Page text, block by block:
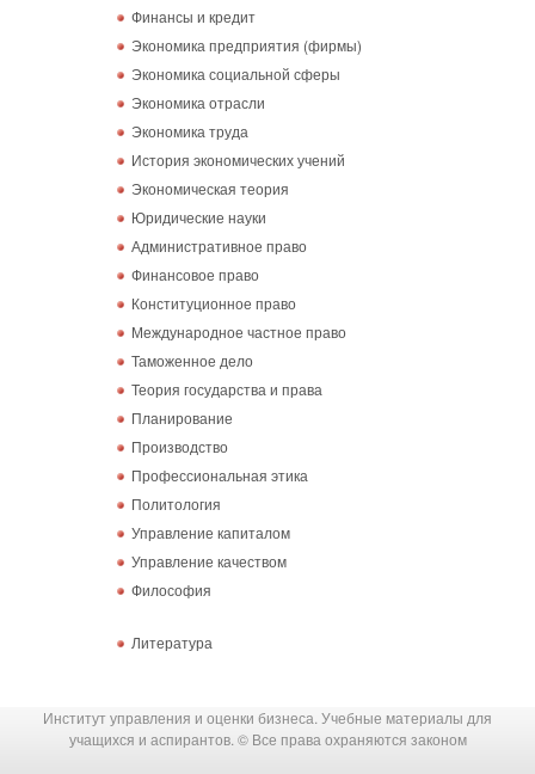
Финансы и кредит
Экономика предприятия (фирмы)
Экономика социальной сферы
Экономика отрасли
Экономика труда
История экономических учений
Экономическая теория
Юридические науки
Административное право
Финансовое право
Конституционное право
Международное частное право
Таможенное дело
Теория государства и права
Планирование
Производство
Профессиональная этика
Политология
Управление капиталом
Управление качеством
Философия
Литература
Институт управления и оценки бизнеса. Учебные материалы для
учащихся и аспирантов. © Все права охраняются законом